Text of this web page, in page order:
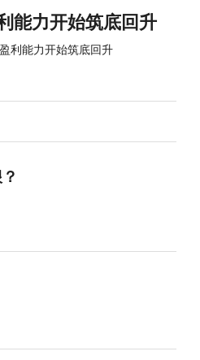
能力开始筑底回升
利能力开始筑底回升